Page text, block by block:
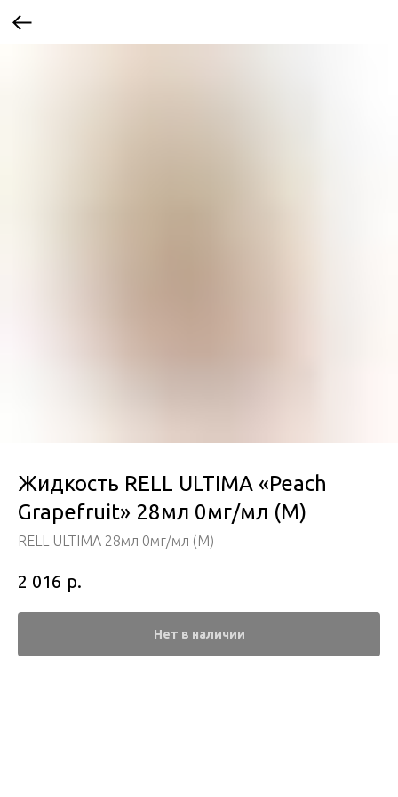
Жидкость RELL ULTIMA «Peach
Grapefruit» 28мл 0мг/мл (М)
RELL ULTIMA 28мл 0мг/мл (М)
2 016 р.
Нет в наличии